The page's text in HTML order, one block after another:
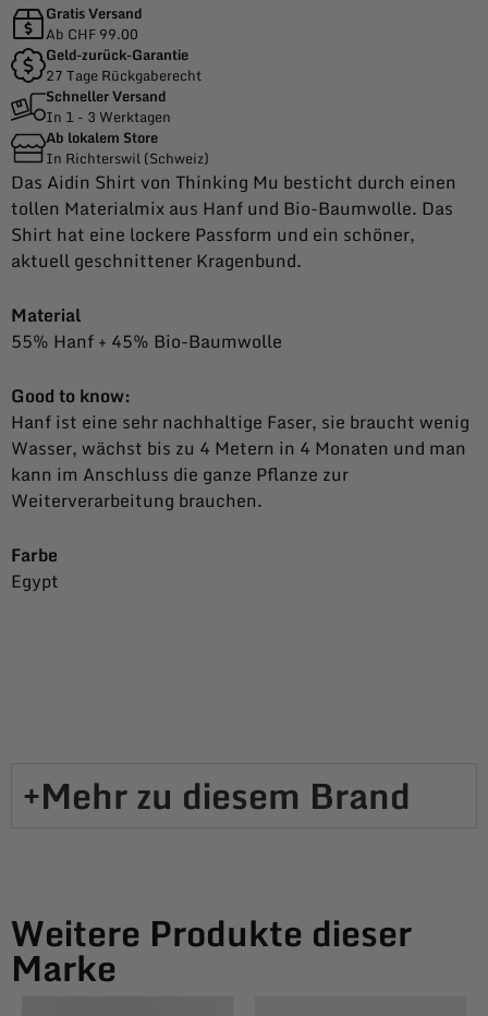
Gratis Versand
Ab CHF 99.00
Geld-zurück-Garantie
27 Tage Rückgaberecht
Schneller Versand
In 1 - 3 Werktagen
Ab lokalem Store
In Richterswil (Schweiz)
Das Aidin Shirt von Thinking Mu besticht durch einen
tollen Materialmix aus Hanf und Bio-Baumwolle. Das
Shirt hat eine lockere Passform und ein schöner,
aktuell geschnittener Kragenbund.
Material
55% Hanf + 45% Bio-Baumwolle
Good to know:
Hanf ist eine sehr nachhaltige Faser, sie braucht wenig
Wasser, wächst bis zu 4 Metern in 4 Monaten und man
kann im Anschluss die ganze Pflanze zur
Weiterverarbeitung brauchen.
Farbe
Egypt
Mehr zu diesem Brand​
Weitere Produkte dieser
Marke